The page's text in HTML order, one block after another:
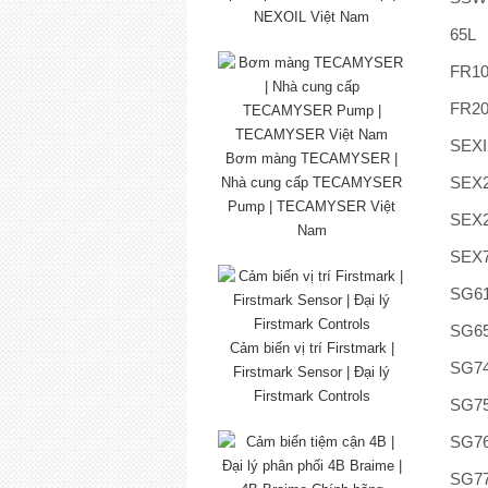
65L
FR10
FR20
NEXOIL Việt Nam
Bơm màng TECAMYSER |
Nhà cung cấp TECAMYSER
Pump | TECAMYSER Việt
Nam
Cảm biến vị trí Firstmark |
Firstmark Sensor | Đại lý
Firstmark Controls